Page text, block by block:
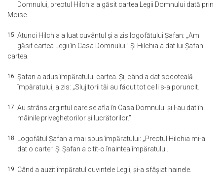
Domnului, preotul Hilchia a găsit cartea Legii Domnului dată prin
Moise.
15 Atunci Hilchia a luat cuvântul şi a zis logofătului Şafan: „Am
găsit cartea Legii în Casa Domnului.” Şi Hilchia a dat lui Şafan
cartea.
16 Şafan a adus împăratului cartea. Şi, când a dat socoteală
împăratului, a zis: „Slujitorii tăi au făcut tot ce li s-a poruncit.
17 Au strâns argintul care se afla în Casa Domnului şi l-au dat în
mâinile priveghetorilor şi lucrătorilor.”
18
Logofătul Şafan a mai spus împăratului: „Preotul Hilchia mi-a
dat o carte.” Şi Şafan a citit-o înaintea împăratului.
19 Când a auzit împăratul cuvintele Legii, şi-a sfâşiat hainele.